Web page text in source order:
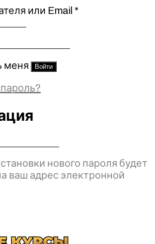
или Email *Обязательно
меня Войти
нового пароля будет
ваш адрес электронной